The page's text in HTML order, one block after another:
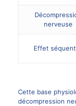
nerveuse
Effet
Cette base
décompression